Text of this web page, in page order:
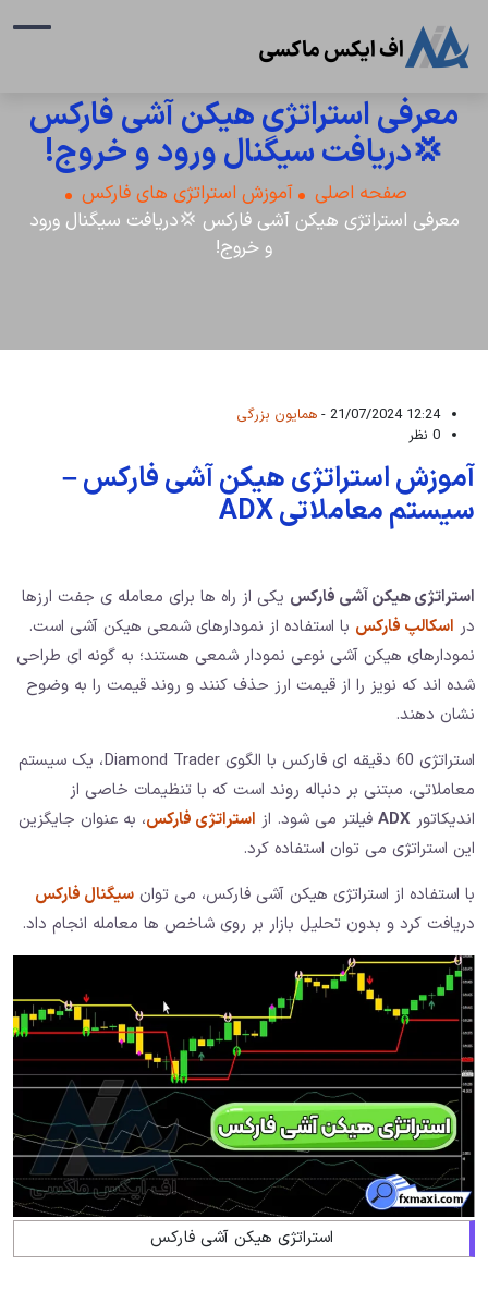
معرفی استراتژی هیکن آشی فارکس
💢دریافت سیگنال ورود و خروج!
صفحه اصلی
آموزش استراتژی های فارکس
معرفی استراتژی هیکن آشی فارکس 💢دریافت سیگنال ورود
و خروج!
12:24 21/07/2024 -
همایون بزرگی
0 نظر
آموزش استراتژی هیکن آشی فارکس –
سیستم معاملاتی ADX
استراتژی هیکن آشی فارکس یکی از راه ها برای معامله ی جفت ارزها
در اسکالپ فارکس با استفاده از نمودارهای شمعی هیکن آشی است.
نمودارهای هیکن آشی نوعی نمودار شمعی هستند؛ به گونه ای طراحی
شده اند که نویز را از قیمت ارز حذف کنند و روند قیمت را به وضوح
نشان دهند.
استراتژی 60 دقیقه ای فارکس با الگوی Diamond Trader، یک سیستم
معاملاتی، مبتنی بر دنباله روند است که با تنظیمات خاصی از
اندیکاتور ADX فیلتر می شود. از استراتژی فارکس، به عنوان جایگزین
این استراتژی می توان استفاده کرد.
با استفاده از استراتژی هیکن آشی فارکس، می توان سیگنال فارکس
دریافت کرد و بدون تحلیل بازار بر روی شاخص ها معامله انجام داد.
استراتژی هیکن آشی فارکس